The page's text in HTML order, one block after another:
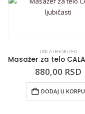
UNCATEGORIZED
880,00 RSD
DODAJ U KORPU